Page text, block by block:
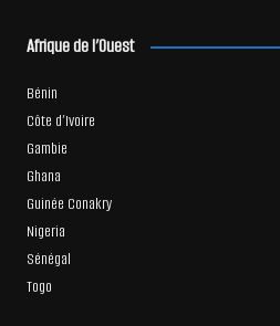
Afrique de l’Ouest
Bénin
Côte d’Ivoire
Gambie
Ghana
Guinée Conakry
Nigeria
Sénégal
Togo